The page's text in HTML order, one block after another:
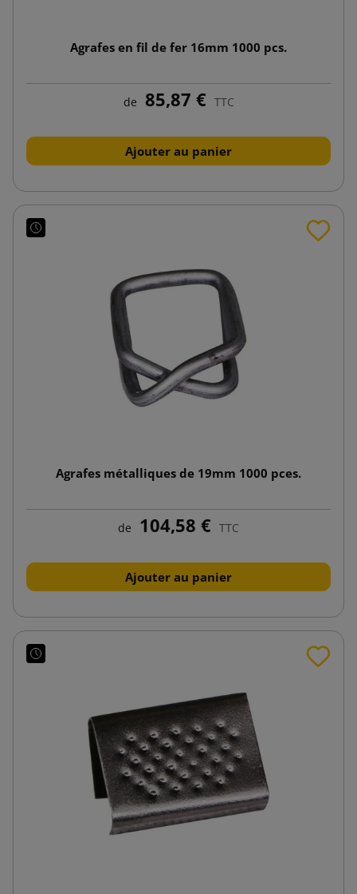
Agrafes en fil de fer 16mm 1000 pcs.
de 85,87 € TTC
Ajouter au panier
Agrafes métalliques de 19mm 1000 pces.
de 104,58 € TTC
Ajouter au panier